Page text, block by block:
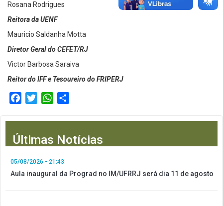
Rosana Rodrigues
Reitora da UENF
Mauricio Saldanha Motta
Diretor Geral do CEFET/RJ
Victor Barbosa Saraiva
Reitor do IFF e Tesoureiro do FRIPERJ
FacebookTwitterWhatsApp
Últimas Notícias
05/08/2026 - 21:43
Aula inaugural da Prograd no IM/UFRRJ será dia 11 de agosto